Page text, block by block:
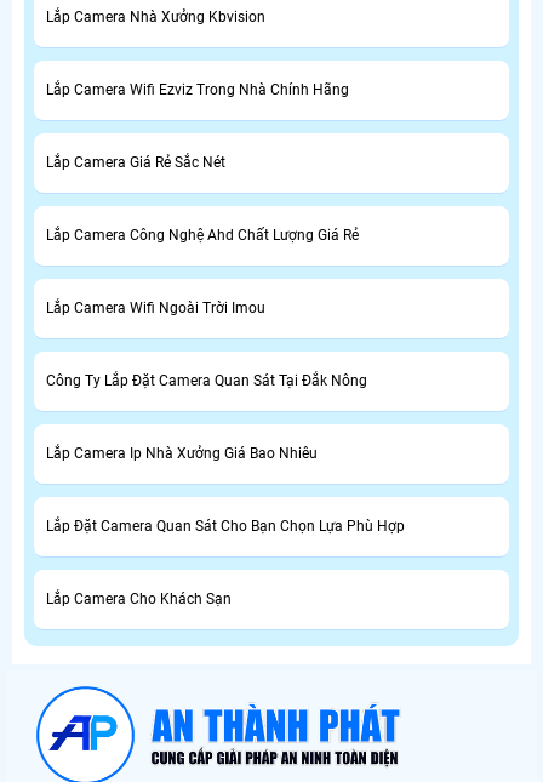
Lắp Camera Nhà Xưởng Kbvision
Lắp Camera Wifi Ezviz Trong Nhà Chính Hãng
Lắp Camera Giá Rẻ Sắc Nét
Lắp Camera Công Nghệ Ahd Chất Lượng Giá Rẻ
Lắp Camera Wifi Ngoài Trời Imou
Công Ty Lắp Đặt Camera Quan Sát Tại Đắk Nông
Lắp Camera Ip Nhà Xưởng Giá Bao Nhiêu
Lắp Đặt Camera Quan Sát Cho Bạn Chọn Lựa Phù Hợp
Lắp Camera Cho Khách Sạn